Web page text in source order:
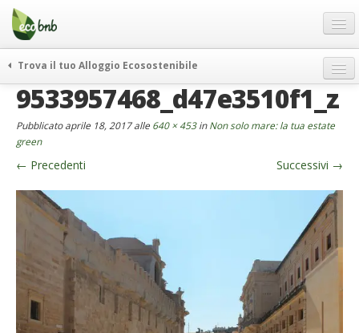
Menu
Salta
contenuto
Offerte Speciali
Regali
FAQ
Chi Siamo
Partner
Contatti
Italiano
German
English
Trova il tuo Alloggio Ecosostenibile
weekend green
curiosità
vivere e viaggiare verde
news ed eventi
ecohotel
rassegna stampa
9533957468_d47e3510f1_z
Pubblicatoaprile 18, 2017alle 640 × 453inNon solo mare: la tua estate
green
← Precedenti Successivi →